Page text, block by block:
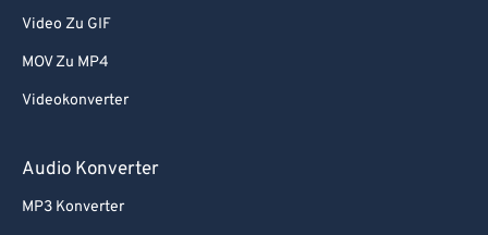
Video Zu GIF
MOV Zu MP4
Videokonverter
Audio Konverter
MP3 Konverter